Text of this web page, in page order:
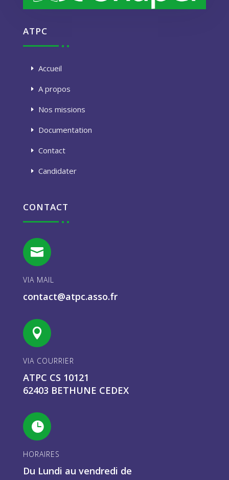
ATPC
Accueil
A propos
Nos missions
Documentation
Contact
Candidater
CONTACT

VIA MAIL
contact@atpc.asso.fr

VIA COURRIER
ATPC CS 10121
62403 BETHUNE CEDEX

HORAIRES
Du Lundi au vendredi de